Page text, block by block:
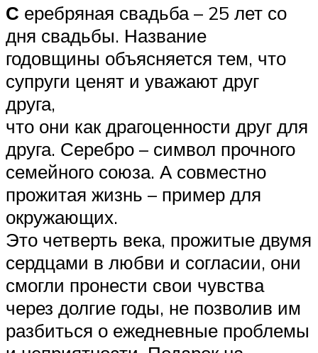
С еребряная свадьба – 25 лет со
дня свадьбы. Название
годовщины объясняется тем, что
супруги ценят и уважают друг
друга,
что они как драгоценности друг для
друга. Серебро – символ прочного
семейного союза. А совместно
прожитая жизнь – пример для
окружающих.
Это четверть века, прожитые двумя
сердцами в любви и согласии, они
смогли пронести свои чувства
через долгие годы, не позволив им
разбиться о ежедневные проблемы